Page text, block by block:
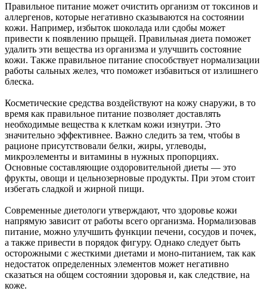
Правильное питание может очистить организм от токсинов и
аллергенов, которые негативно сказываются на состоянии
кожи. Например, избыток шоколада или сдобы может
привести к появлению прыщей. Правильная диета поможет
удалить эти вещества из организма и улучшить состояние
кожи. Также правильное питание способствует нормализации
работы сальных желез, что поможет избавиться от излишнего
блеска.
Косметические средства воздействуют на кожу снаружи, в то
время как правильное питание позволяет доставлять
необходимые вещества к клеткам кожи изнутри. Это
значительно эффективнее. Важно следить за тем, чтобы в
рационе присутствовали белки, жиры, углеводы,
микроэлементы и витамины в нужных пропорциях.
Основные составляющие оздоровительной диеты — это
фрукты, овощи и цельнозерновые продукты. При этом стоит
избегать сладкой и жирной пищи.
Современные диетологи утверждают, что здоровье кожи
напрямую зависит от работы всего организма. Нормализовав
питание, можно улучшить функции печени, сосудов и почек,
а также привести в порядок фигуру. Однако следует быть
осторожными с жесткими диетами и моно-питанием, так как
недостаток определенных элементов может негативно
сказаться на общем состоянии здоровья и, как следствие, на
коже.